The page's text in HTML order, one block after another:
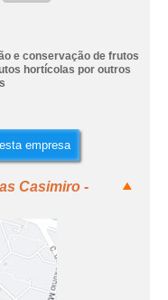
e conservação de frutos
hortícolas por outros
empresa
Casimiro -